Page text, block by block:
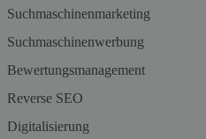
Suchmaschinenmarketing
Suchmaschinenwerbung
Bewertungsmanagement
Reverse SEO
Digitalisierung